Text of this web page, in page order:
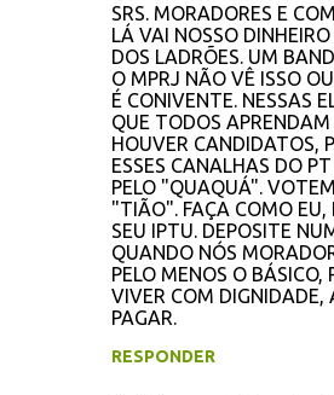
SRS. MORADORES E
LÁ VAI NOSSO
DOS LADRÕES. UM
O MPRJ NÃO VÊ ISSO
É CONIVENTE. NESSAS
QUE TODOS
HOUVER CANDIDATOS,
ESSES CANALHAS DO
PELO "QUAQUÁ".
"TIÃO". FAÇA COMO EU,
SEU IPTU. DEPOSITE
QUANDO NÓS
PELO MENOS O BÁSICO,
VIVER COM DIGNIDADE,
PAGAR.
RESPONDER